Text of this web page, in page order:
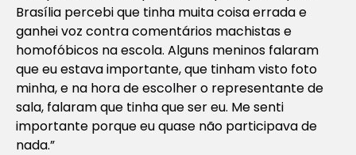
Brasília percebi que tinha muita coisa errada e
ganhei voz contra comentários machistas e
homofóbicos na escola. Alguns meninos falaram
que eu estava importante, que tinham visto foto
minha, e na hora de escolher o representante de
sala, falaram que tinha que ser eu. Me senti
importante porque eu quase não participava de
nada.”